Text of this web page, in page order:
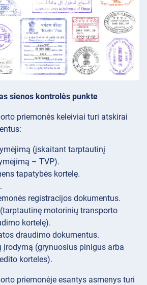
sienos kontrolės punkte
priemonės keleiviai turi atskirai
(įskaitant tarptautinį
– TVP).
tapatybės kortelę.
registracijos dokumentus.
motorinių transporto
kortelę).
draudimo dokumentus.
įrodymą (grynuosius pinigus arba
korteles).
priemonėje esantys asmenys turi